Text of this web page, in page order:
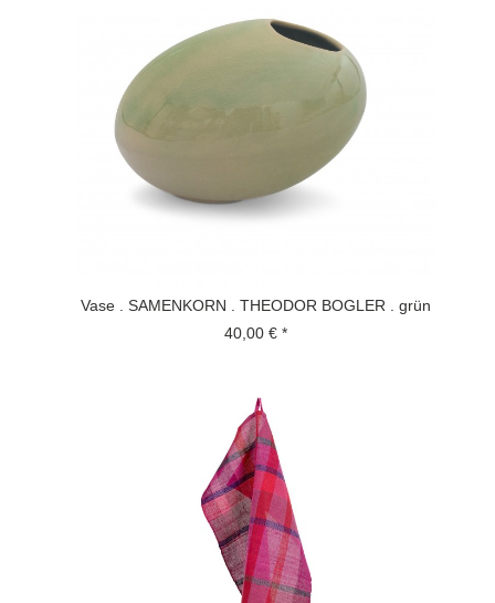
Vase . SAMENKORN . THEODOR BOGLER . grün
40,00 € *